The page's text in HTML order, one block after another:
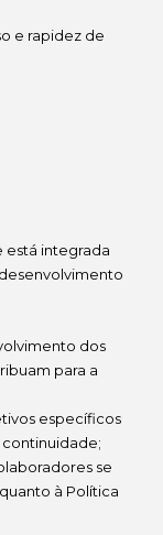
e rapidez de
está integrada
dos
para a
específicos
continuidade;
se
à Política